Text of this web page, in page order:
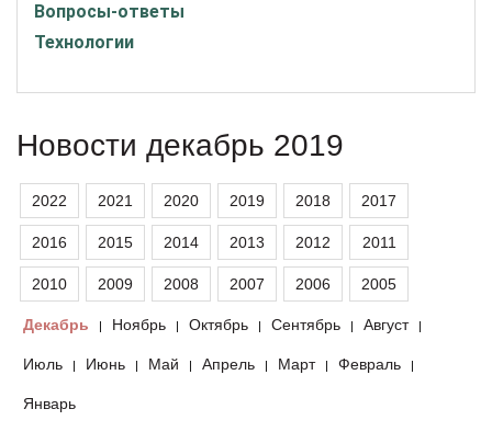
Вопросы-ответы
Технологии
Новости декабрь 2019
2022 2021 2020 2019 2018 2017
2016 2015 2014 2013 2012 2011
2010 2009 2008 2007 2006 2005
Декабрь | Ноябрь | Октябрь | Сентябрь | Август |
Июль | Июнь | Май | Апрель | Март | Февраль |
Январь